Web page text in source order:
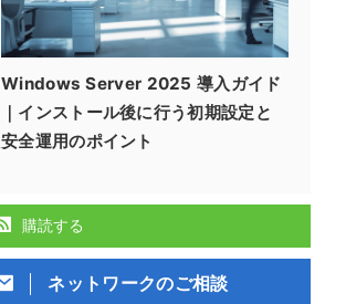
Windows Server 2025 導入ガイド
｜インストール後に行う初期設定と
安全運用のポイント
購読する
ネットワークのご相談